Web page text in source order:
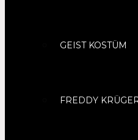
GEIST KOSTÜM
FREDDY